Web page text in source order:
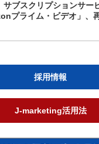
ブスクリプションサー
プライム・ビデオ」、
採用情報
J-marketing活用法